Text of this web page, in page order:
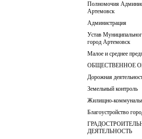
Полномочия
Артемовск
Администрация
Устав
город Артемовск
Малое и среднее
ОБЩЕСТВЕННОЕ
Дорожная
Земельный контроль
Жилищно-
Благоустройство
ДЕЯТЕЛЬНОСТЬ